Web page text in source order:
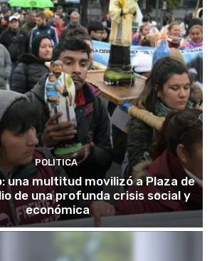
POLITICA
una multitud movilizó a Plaza de
de una profunda crisis social y
económica